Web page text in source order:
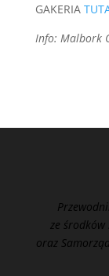
GAKERIA
Info: Malbork
ze środków
oraz